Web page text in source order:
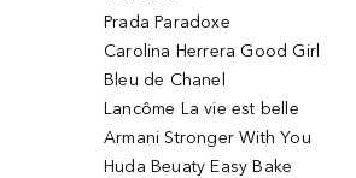
Prada Paradoxe
Carolina Herrera Good Girl
Bleu de Chanel
Lancôme La vie est belle
Armani Stronger With You
Huda Beuaty Easy Bake